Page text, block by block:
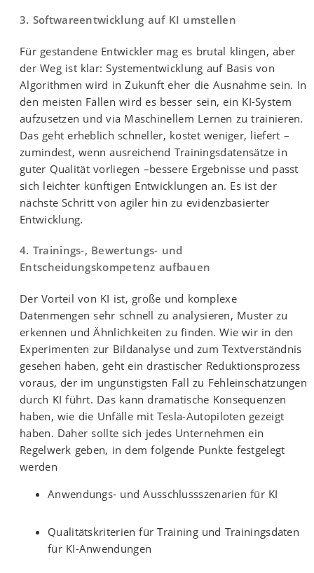
3. Softwareentwicklung auf KI umstellen
Für gestandene Entwickler mag es brutal klingen, aber
der Weg ist klar: Systementwicklung auf Basis von
Algorithmen wird in Zukunft eher die Ausnahme sein. In
den meisten Fällen wird es besser sein, ein KI-System
aufzusetzen und via Maschinellem Lernen zu trainieren.
Das geht erheblich schneller, kostet weniger, liefert –
zumindest, wenn ausreichend Trainingsdatensätze in
guter Qualität vorliegen –bessere Ergebnisse und passt
sich leichter künftigen Entwicklungen an. Es ist der
nächste Schritt von agiler hin zu evidenzbasierter
Entwicklung.
4. Trainings-, Bewertungs- und
Entscheidungskompetenz aufbauen
Der Vorteil von KI ist, große und komplexe
Datenmengen sehr schnell zu analysieren, Muster zu
erkennen und Ähnlichkeiten zu finden. Wie wir in den
Experimenten zur Bildanalyse und zum Textverständnis
gesehen haben, geht ein drastischer Reduktionsprozess
voraus, der im ungünstigsten Fall zu Fehleinschätzungen
durch KI führt. Das kann dramatische Konsequenzen
haben, wie die Unfälle mit Tesla-Autopiloten gezeigt
haben. Daher sollte sich jedes Unternehmen ein
Regelwerk geben, in dem folgende Punkte festgelegt
werden
Anwendungs- und Ausschlussszenarien für KI
Qualitätskriterien für Training und Trainingsdaten
für KI-Anwendungen